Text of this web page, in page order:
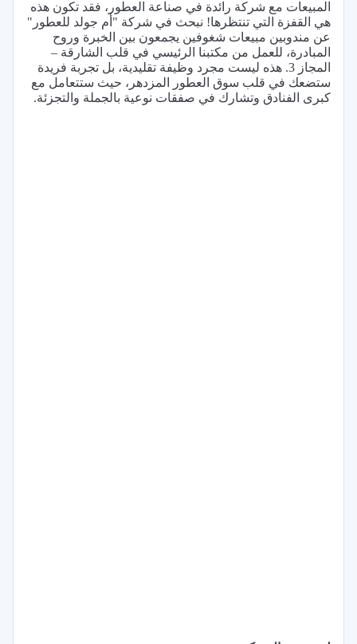
المبيعات مع شركة رائدة في صناعة العطور، فقد تكون هذه
هي القفزة التي تنتظرها! نبحث في شركة "أم جولد للعطور"
عن مندوبين مبيعات شغوفين يجمعون بين الخبرة وروح
المبادرة، للعمل من مكتبنا الرئيسي في قلب الشارقة –
المجاز 3. هذه ليست مجرد وظيفة تقليدية، بل تجربة فريدة
ستضعك في قلب سوق العطور المزدهر، حيث ستتعامل مع
كبرى الفنادق وتشارك في صفقات نوعية بالجملة والتجزئة.